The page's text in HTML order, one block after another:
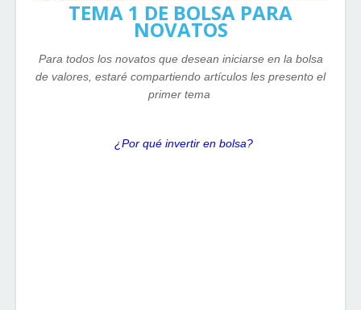
TEMA 1 DE BOLSA PARA
NOVATOS
Para todos los novatos que desean iniciarse en la bolsa
de valores, estaré compartiendo artículos les presento el
primer tema
¿Por qué invertir en bolsa?